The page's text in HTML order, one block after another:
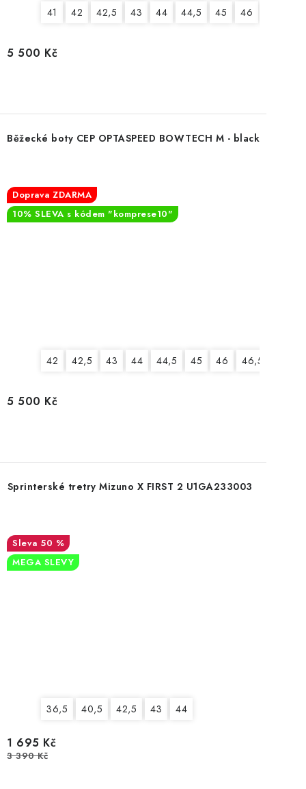
41 42 42,5 43 44 44,5 45 46
5 500 Kč
Běžecké boty CEP OPTASPEED BOWTECH M - black
Doprava ZDARMA
10% SLEVA s kódem "komprese10"
42 42,5 43 44 44,5 45 46 46,5
5 500 Kč
Sprinterské tretry Mizuno X FIRST 2 U1GA233003
50 %
MEGA SLEVY
36,5 40,5 42,5 43 44
1 695 Kč
3 390 Kč